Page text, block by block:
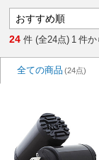
24 件 (全24点) 1 件か
全ての商品 (24点)